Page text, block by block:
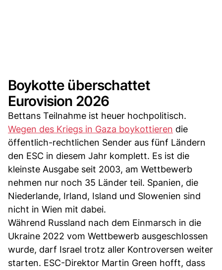
Boykotte überschattet
Eurovision 2026
Bettans Teilnahme ist heuer hochpolitisch.
Wegen des Kriegs in Gaza boykottieren die
öffentlich-rechtlichen Sender aus fünf Ländern
den ESC in diesem Jahr komplett. Es ist die
kleinste Ausgabe seit 2003, am Wettbewerb
nehmen nur noch 35 Länder teil. Spanien, die
Niederlande, Irland, Island und Slowenien sind
nicht in Wien mit dabei.
Während Russland nach dem Einmarsch in die
Ukraine 2022 vom Wettbewerb ausgeschlossen
wurde, darf Israel trotz aller Kontroversen weiter
starten. ESC-Direktor Martin Green hofft, dass